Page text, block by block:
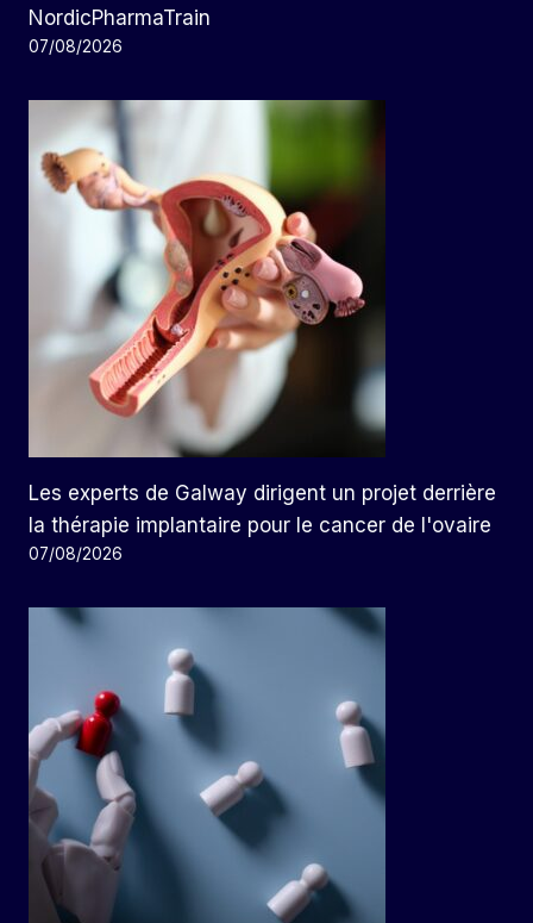
NordicPharmaTrain
07/08/2026
Les experts de Galway dirigent un projet derrière
la thérapie implantaire pour le cancer de l'ovaire
07/08/2026